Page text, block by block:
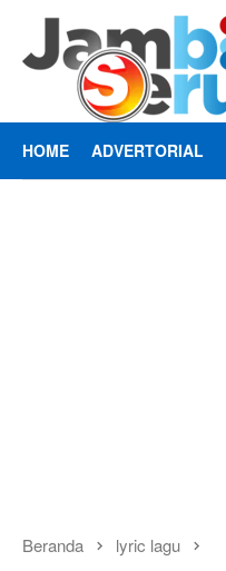
HOME ADVERTORIAL
Beranda lyric lagu